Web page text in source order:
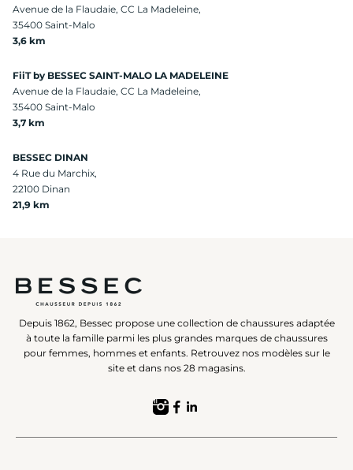
Avenue de la Flaudaie, CC La Madeleine,
35400 Saint-Malo
3,6 km
FiiT by BESSEC SAINT-MALO LA MADELEINE
Avenue de la Flaudaie, CC La Madeleine,
35400 Saint-Malo
3,7 km
BESSEC DINAN
4 Rue du Marchix,
22100 Dinan
21,9 km
Depuis 1862, Bessec propose une collection de chaussures adaptée
à toute la famille parmi les plus grandes marques de chaussures
pour femmes, hommes et enfants. Retrouvez nos modèles sur le
site et dans nos 28 magasins.